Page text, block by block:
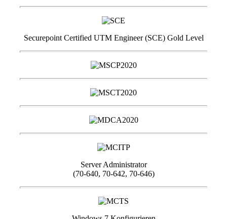
Securepoint Certified UTM Engineer (SCE) Gold Level
Server Administrator
(70-640, 70-642, 70-646)